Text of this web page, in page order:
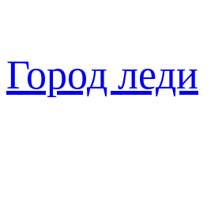
содержимому
Город леди